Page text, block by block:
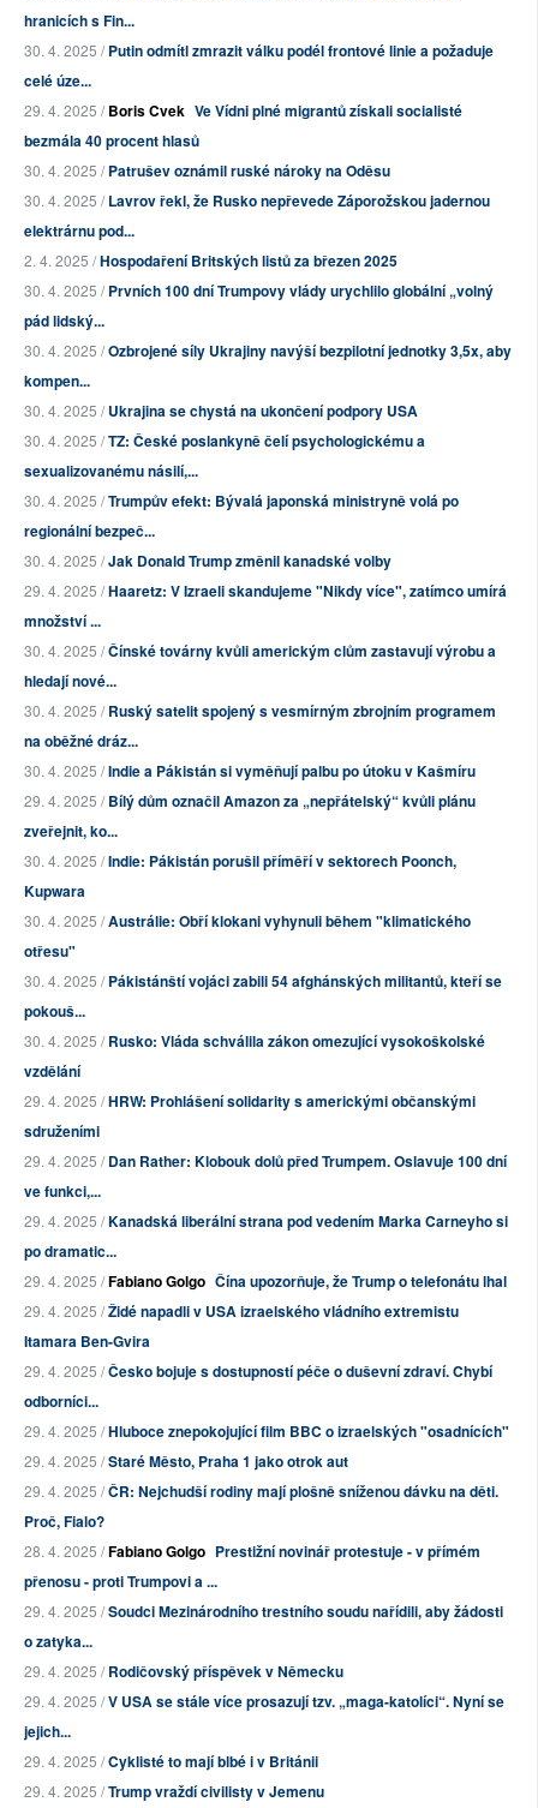
hranicích s Fin...
30. 4. 2025 /Putin odmítl zmrazit válku podél frontové linie a požaduje
celé úze...
29. 4. 2025 /Boris Cvek Ve Vídni plné migrantů získali socialisté
bezmála 40 procent hlasů
30. 4. 2025 /Patrušev oznámil ruské nároky na Oděsu
30. 4. 2025 /Lavrov řekl, že Rusko nepřevede Záporožskou jadernou
elektrárnu pod...
2. 4. 2025 /Hospodaření Britských listů za březen 2025
30. 4. 2025 /Prvních 100 dní Trumpovy vlády urychlilo globální „volný
pád lidský...
30. 4. 2025 /Ozbrojené síly Ukrajiny navýší bezpilotní jednotky 3,5x, aby
kompen...
30. 4. 2025 /Ukrajina se chystá na ukončení podpory USA
30. 4. 2025 /TZ: České poslankyně čelí psychologickému a
sexualizovanému násilí,...
30. 4. 2025 /Trumpův efekt: Bývalá japonská ministryně volá po
regionální bezpeč...
30. 4. 2025 /Jak Donald Trump změnil kanadské volby
29. 4. 2025 /Haaretz: V Izraeli skandujeme "Nikdy více", zatímco umírá
množství ...
30. 4. 2025 /Čínské továrny kvůli americkým clům zastavují výrobu a
hledají nové...
30. 4. 2025 /Ruský satelit spojený s vesmírným zbrojním programem
na oběžné dráz...
30. 4. 2025 /Indie a Pákistán si vyměňují palbu po útoku v Kašmíru
29. 4. 2025 /Bílý dům označil Amazon za „nepřátelský“ kvůli plánu
zveřejnit, ko...
30. 4. 2025 /Indie: Pákistán porušil příměří v sektorech Poonch,
Kupwara
30. 4. 2025 /Austrálie: Obří klokani vyhynuli během "klimatického
otřesu"
30. 4. 2025 /Pákistánští vojáci zabili 54 afghánských militantů, kteří se
pokouš...
30. 4. 2025 /Rusko: Vláda schválila zákon omezující vysokoškolské
vzdělání
29. 4. 2025 /HRW: Prohlášení solidarity s americkými občanskými
sdruženími
29. 4. 2025 /Dan Rather: Klobouk dolů před Trumpem. Oslavuje 100 dní
ve funkci,...
29. 4. 2025 /Kanadská liberální strana pod vedením Marka Carneyho si
po dramatic...
29. 4. 2025 /Fabiano Golgo Čína upozorňuje, že Trump o telefonátu lhal
29. 4. 2025 /Židé napadli v USA izraelského vládního extremistu
Itamara Ben-Gvira
29. 4. 2025 /Česko bojuje s dostupností péče o duševní zdraví. Chybí
odborníci...
29. 4. 2025 /Hluboce znepokojující film BBC o izraelských "osadnících"
29. 4. 2025 /Staré Město, Praha 1 jako otrok aut
29. 4. 2025 /ČR: Nejchudší rodiny mají plošně sníženou dávku na děti.
Proč, Fialo?
28. 4. 2025 /Fabiano Golgo Prestižní novinář protestuje - v přímém
přenosu - proti Trumpovi a ...
29. 4. 2025 /Soudci Mezinárodního trestního soudu nařídili, aby žádosti
o zatyka...
29. 4. 2025 /Rodičovský příspěvek v Německu
29. 4. 2025 /V USA se stále více prosazují tzv. „maga-katolíci“. Nyní se
jejich...
29. 4. 2025 /Cyklisté to mají blbé i v Británii
29. 4. 2025 /Trump vraždí civilisty v Jemenu